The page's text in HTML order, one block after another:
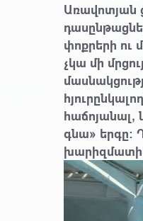
Առավոտյան
փոքրերի ու
չկա մի
հաճոյանալ,
գնա» երգը։